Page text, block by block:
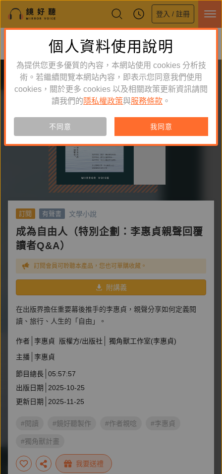
登入 / 註冊
鏡好聽全新APP上線
體驗全面升級，即刻下載
訂閱 有聲書 文學小說
成為自由人（特別企劃：李惠貞親聲回覆
讀者Q&A）
訂閱會員可聆聽本產品，您也可單購收藏。
附講義
在出版界擔任重要幕後推手的李惠貞，親聲分享如何定義閱
讀、旅行、人生的「自由」。
作者 李惠貞 版權方/出版社
獨角獸工作室(李惠貞)
主播 李惠貞
節目總長 05:57:57
出版日期
2025-10-25
更新日期
2025-11-25
#閱讀 #鏡好聽製作 #作者親唸 #李惠貞
#獨角獸計畫
我要送禮
個人資料使用說明
為提供您更多優質的內容，本網站使用 cookies 分析技
術。若繼續閱覽本網站內容，即表示您同意我們使用
cookies，關於更多 cookies 以及相關政策更新資訊請閱
讀我們的 隱私權政策與服務條款 。
不同意 我同意